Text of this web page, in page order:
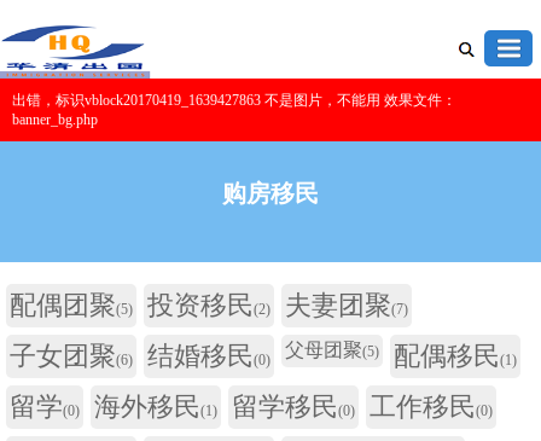
出错，标识vblock20170419_1639427863 不是图片，不能用 效果文件：
banner_bg.php
购房移民
配偶团聚(5) 投资移民(2) 夫妻团聚(7)
子女团聚(6) 结婚移民(0) 父母团聚(5) 配偶移民(1)
留学(0) 海外移民(1) 留学移民(0) 工作移民(0)